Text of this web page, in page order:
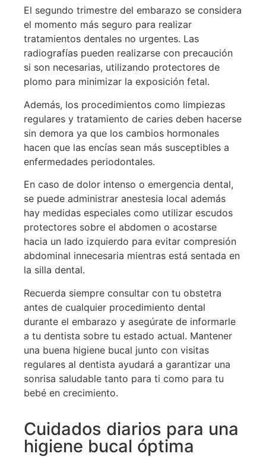
El segundo trimestre del embarazo se considera
el momento más seguro para realizar
tratamientos dentales no urgentes. Las
radiografías pueden realizarse con precaución
si son necesarias, utilizando protectores de
plomo para minimizar la exposición fetal.
Además, los procedimientos como limpiezas
regulares y tratamiento de caries deben hacerse
sin demora ya que los cambios hormonales
hacen que las encías sean más susceptibles a
enfermedades periodontales.
En caso de dolor intenso o emergencia dental,
se puede administrar anestesia local además
hay medidas especiales como utilizar escudos
protectores sobre el abdomen o acostarse
hacia un lado izquierdo para evitar compresión
abdominal innecesaria mientras está sentada en
la silla dental.
Recuerda siempre consultar con tu obstetra
antes de cualquier procedimiento dental
durante el embarazo y asegúrate de informarle
a tu dentista sobre tu estado actual. Mantener
una buena higiene bucal junto con visitas
regulares al dentista ayudará a garantizar una
sonrisa saludable tanto para ti como para tu
bebé en crecimiento.
Cuidados diarios para una
higiene bucal óptima